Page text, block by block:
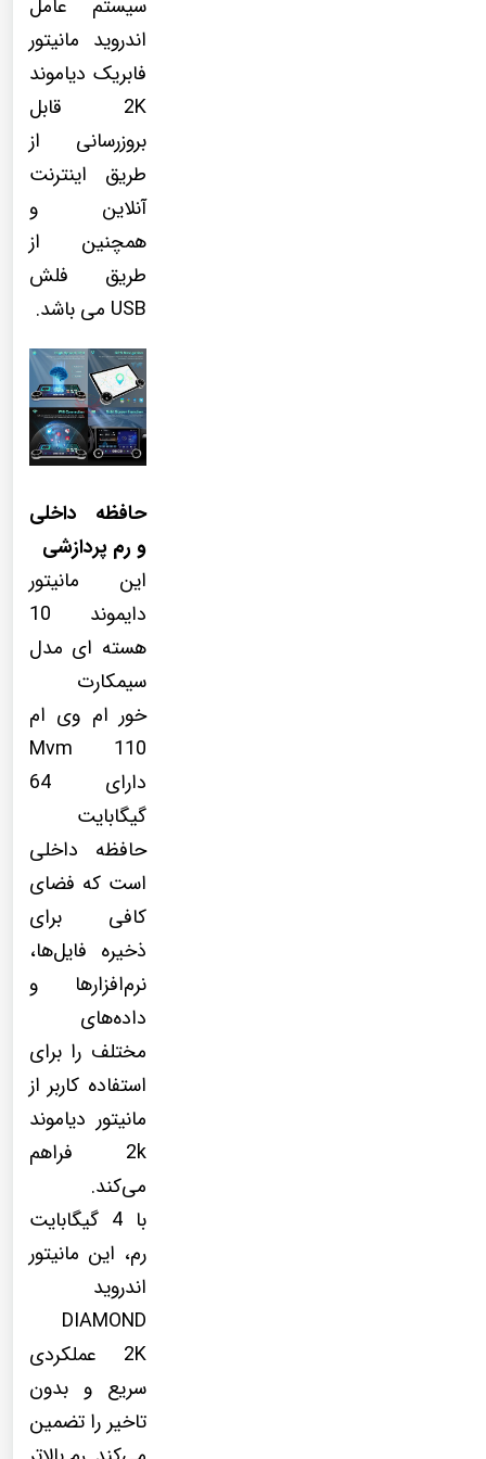
سیستم عامل
اندروید مانیتور
فابریک دیاموند
2K قابل
بروزرسانی از
طریق اینترنت
آنلاین و
همچنین از
طریق فلش
USB می باشد.
حافظه داخلی
و رم پردازشی
این مانیتور
دایموند 10
هسته ای مدل
سیمکارت
خور ام وی ام
110 Mvm
دارای 64
گیگابایت
حافظه داخلی
است که فضای
کافی برای
ذخیره فایل‌ها،
نرم‌افزارها و
داده‌های
مختلف را برای
استفاده کاربر از
مانیتور دیاموند
2k فراهم
می‌کند.
با 4 گیگابایت
رم، این مانیتور
اندروید
DIAMOND
2K عملکردی
سریع و بدون
تاخیر را تضمین